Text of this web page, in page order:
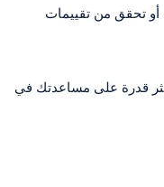
أو تحقق من تقييمات
قدرة على مساعدتك في